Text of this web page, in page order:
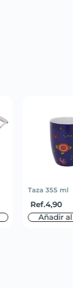
Taza 355 ml
Ref.4,90
Añadir